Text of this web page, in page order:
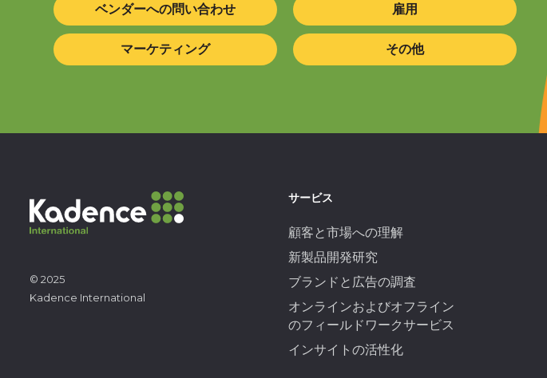
ベンダーへの問い合わせ 雇用
マーケティング その他
© 2025
Kadence International
サービス
顧客と市場への理解
新製品開発研究
ブランドと広告の調査
オンラインおよびオフライン
のフィールドワークサービス
インサイトの活性化